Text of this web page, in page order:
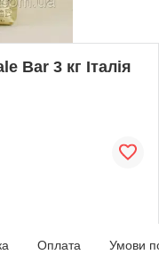
Bar 3 кг Італія
Оплата Умови